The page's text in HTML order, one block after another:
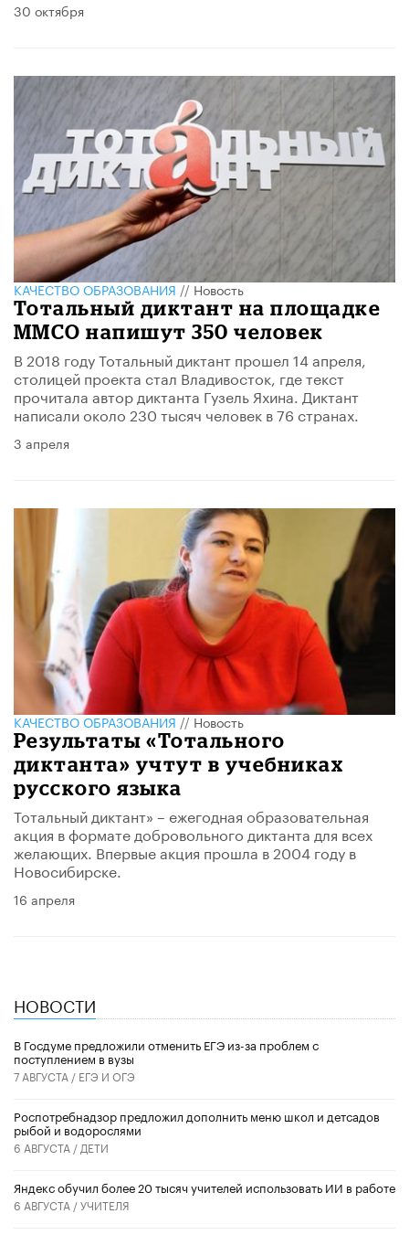
30 октября
КАЧЕСТВО ОБРАЗОВАНИЯ//Новость
Тотальный диктант на площадке
ММСО напишут 350 человек
В 2018 году Тотальный диктант прошел 14 апреля,
столицей проекта стал Владивосток, где текст
прочитала автор диктанта Гузель Яхина. Диктант
написали около 230 тысяч человек в 76 странах.
3 апреля
КАЧЕСТВО ОБРАЗОВАНИЯ//Новость
Результаты «Тотального
диктанта» учтут в учебниках
русского языка
Тотальный диктант» – ежегодная образовательная
акция в формате добровольного диктанта для всех
желающих. Впервые акция прошла в 2004 году в
Новосибирске.
16 апреля
НОВОСТИ
В Госдуме предложили отменить ЕГЭ из-за проблем с
поступлением в вузы
7 АВГУСТА / ЕГЭ И ОГЭ
Роспотребнадзор предложил дополнить меню школ и детсадов
рыбой и водорослями
6 АВГУСТА / ДЕТИ
​Яндекс обучил более 20 тысяч учителей использовать ИИ в работе
6 АВГУСТА /УЧИТЕЛЯ